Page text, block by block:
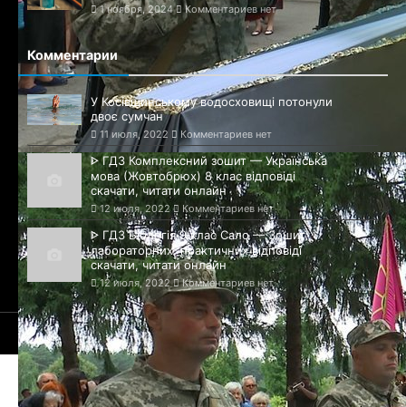
1 ноября, 2024 Комментариев нет
Комментарии
У Косівщинському водосховищі потонули
двоє сумчан
11 июля, 2022 Комментариев нет
ᐈ ГДЗ Комплексний зошит — Українська
мова (Жовтобрюх) 8 клас відповіді
скачати, читати онлайн
12 июля, 2022 Комментариев нет
ᐈ ГДЗ Біологія 9 клас Сало — Зошит
лабораторних, практичних відповіді
скачати, читати онлайн
12 июля, 2022 Комментариев нет
© 2020-2025 Сайт Сумм - 1652